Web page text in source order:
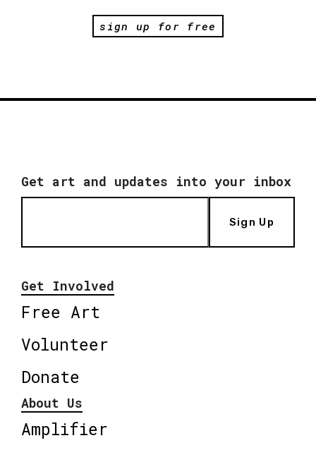
sign up for free
Get art and updates into your inbox
Sign Up
Get Involved
Free Art
Volunteer
Donate
About Us
Amplifier